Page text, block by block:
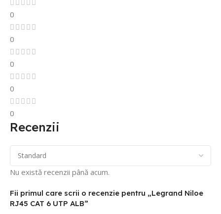
0
0
0
0
0
Recenzii
Nu există recenzii până acum.
Fii primul care scrii o recenzie pentru „Legrand Niloe
RJ45 CAT 6 UTP ALB”